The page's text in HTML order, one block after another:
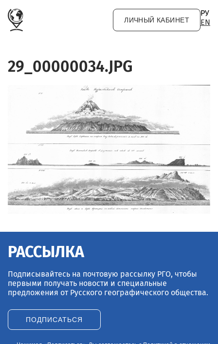
ЛИЧНЫЙ КАБИНЕТ
РУ
EN
29_00000034.JPG
РАССЫЛКА
Подписывайтесь на почтовую рассылку РГО, чтобы
первыми получать новости и специальные
предложения от Русского географического общества.
ПОДПИСАТЬСЯ